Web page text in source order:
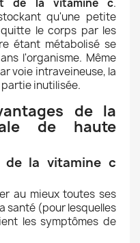
de la vitamine c.
qu'une petite
le corps par les
étant métabolisé se
l'organisme. Même
voie intraveineuse, la
inutilisée.
de la
de haute
de la vitamine c
au mieux toutes ses
santé (pour lesquelles
les symptômes de